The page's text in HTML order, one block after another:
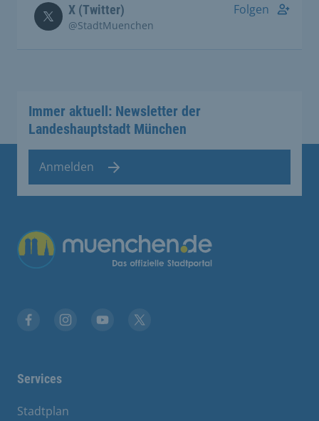
X (Twitter)
@StadtMuenchen
Folgen
Immer aktuell: Newsletter der
Landeshauptstadt München
Anmelden
Services
Stadtplan